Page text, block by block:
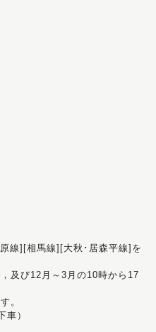
線][相馬線][大秋･居森平線]を
及び12月～3月の10時から17
。
車）